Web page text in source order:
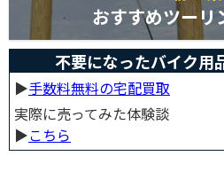
おすすめツーリ
不要になったバイク用
▶︎手数料無料の宅配買取
実際に売ってみた体験談
▶︎こちら